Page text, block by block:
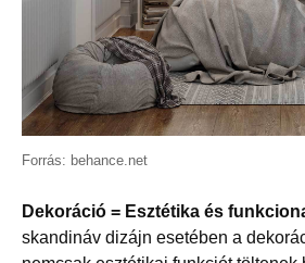
Forrás: behance.net
Dekoráció = Esztétika és
skandináv dizájn esetében a